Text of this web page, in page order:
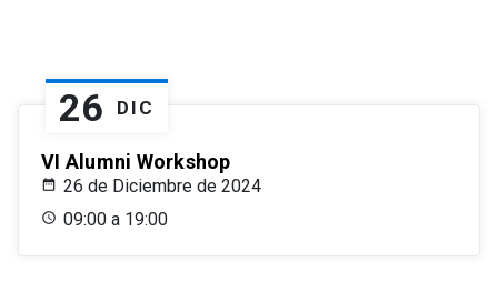
26 DIC
VI Alumni Workshop
26 de Diciembre de 2024
09:00 a 19:00